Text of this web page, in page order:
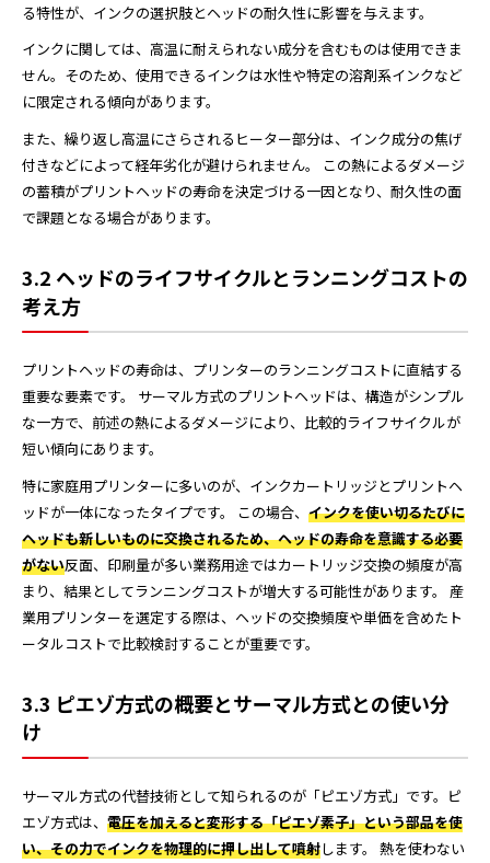
る特性が、インクの選択肢とヘッドの耐久性に影響を与えます。
インクに関しては、高温に耐えられない成分を含むものは使用できま
せん。そのため、使用できるインクは水性や特定の溶剤系インクなど
に限定される傾向があります。
また、繰り返し高温にさらされるヒーター部分は、インク成分の焦げ
付きなどによって経年劣化が避けられません。 この熱によるダメージ
の蓄積がプリントヘッドの寿命を決定づける一因となり、耐久性の面
で課題となる場合があります。
3.2 ヘッドのライフサイクルとランニングコストの
考え方
プリントヘッドの寿命は、プリンターのランニングコストに直結する
重要な要素です。 サーマル方式のプリントヘッドは、構造がシンプル
な一方で、前述の熱によるダメージにより、比較的ライフサイクルが
短い傾向にあります。
特に家庭用プリンターに多いのが、インクカートリッジとプリントヘ
ッドが一体になったタイプです。 この場合、 インクを使い切るたびに
ヘッドも新しいものに交換されるため、ヘッドの寿命を意識する必要
がない反面、印刷量が多い業務用途ではカートリッジ交換の頻度が高
まり、結果としてランニングコストが増大する可能性があります。 産
業用プリンターを選定する際は、ヘッドの交換頻度や単価を含めたト
ータルコストで比較検討することが重要です。
3.3 ピエゾ方式の概要とサーマル方式との使い分
け
サーマル方式の代替技術として知られるのが「ピエゾ方式」です。ピ
エゾ方式は、 電圧を加えると変形する「ピエゾ素子」という部品を使
い、その力でインクを物理的に押し出して噴射します。 熱を使わない